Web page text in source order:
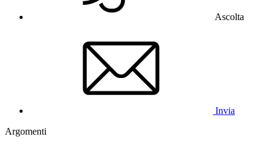
Ascolta
Invia
Argomenti